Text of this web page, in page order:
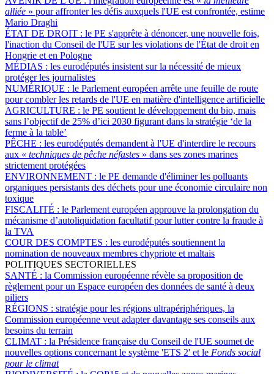
alliée » pour affronter les défis auxquels l'UE est confrontée, estime
Mario Draghi
ÉTAT DE DROIT : le PE s'apprête à dénoncer, une nouvelle fois,
l'inaction du Conseil de l'UE sur les violations de l'État de droit en
Hongrie et en Pologne
MÉDIAS : les eurodéputés insistent sur la nécessité de mieux
protéger les journalistes
NUMÉRIQUE : le Parlement européen arrête une feuille de route
pour combler les retards de l'UE en matière d'intelligence artificielle
AGRICULTURE : le PE soutient le développement du bio, mais
sans l’objectif de 25% d’ici 2030 figurant dans la stratégie ‘de la
ferme à la table’
PÊCHE : les eurodéputés demandent à l'UE d'interdire le recours
aux « techniques de pêche néfastes » dans ses zones marines
strictement protégées
ENVIRONNEMENT : le PE demande d'éliminer les polluants
organiques persistants des déchets pour une économie circulaire non
toxique
FISCALITÉ : le Parlement européen approuve la prolongation du
mécanisme d’autoliquidation facultatif pour lutter contre la fraude à
la TVA
COUR DES COMPTES : les eurodéputés soutiennent la
nomination de nouveaux membres chypriote et maltais
POLITIQUES SECTORIELLES
SANTÉ : la Commission européenne révèle sa proposition de
règlement pour un Espace européen des données de santé à deux
piliers
RÉGIONS : stratégie pour les régions ultrapériphériques, la
Commission européenne veut adapter davantage ses conseils aux
besoins du terrain
CLIMAT : la Présidence française du Conseil de l'UE soumet de
nouvelles options concernant le système 'ETS 2' et le Fonds social
pour le climat